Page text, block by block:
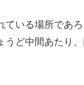
いる場所であろ
うど中間あたり